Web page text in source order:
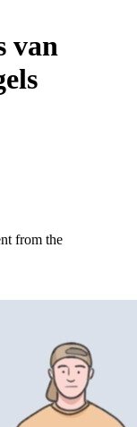
van
from the